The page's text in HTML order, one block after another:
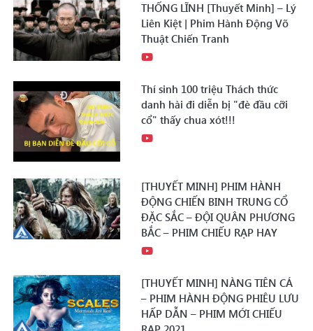
THỐNG LĨNH [Thuyết Minh] – Lý
Liên Kiệt | Phim Hành Động Võ
Thuật Chiến Tranh
Thí sinh 100 triệu Thách thức
danh hài đi diễn bị "đè đầu cỡi
cổ" thấy chua xót!!!
[THUYẾT MINH] PHIM HÀNH
ĐỘNG CHIẾN BINH TRUNG CỔ
ĐẶC SẮC – ĐỘI QUÂN PHƯƠNG
BẮC – PHIM CHIẾU RẠP HAY
[THUYẾT MINH] NÀNG TIÊN CÁ
– PHIM HÀNH ĐỘNG PHIÊU LƯU
HẤP DẪN – PHIM MỚI CHIẾU